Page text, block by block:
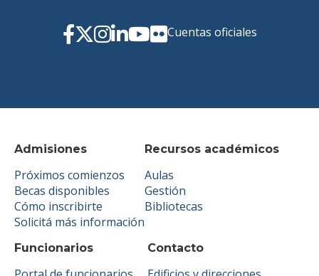
Admisiones
Próximos comienzos
Becas disponibles
Cómo inscribirte
Solicitá más información
Recursos académicos
Aulas
Gestión
Bibliotecas
Funcionarios Contacto
Cuentas oficiales